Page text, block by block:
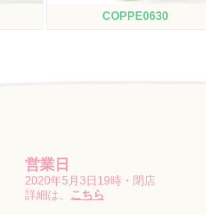
COPPE0630
営業日
2020年5月3日19時・閉店
詳細は、
こちら